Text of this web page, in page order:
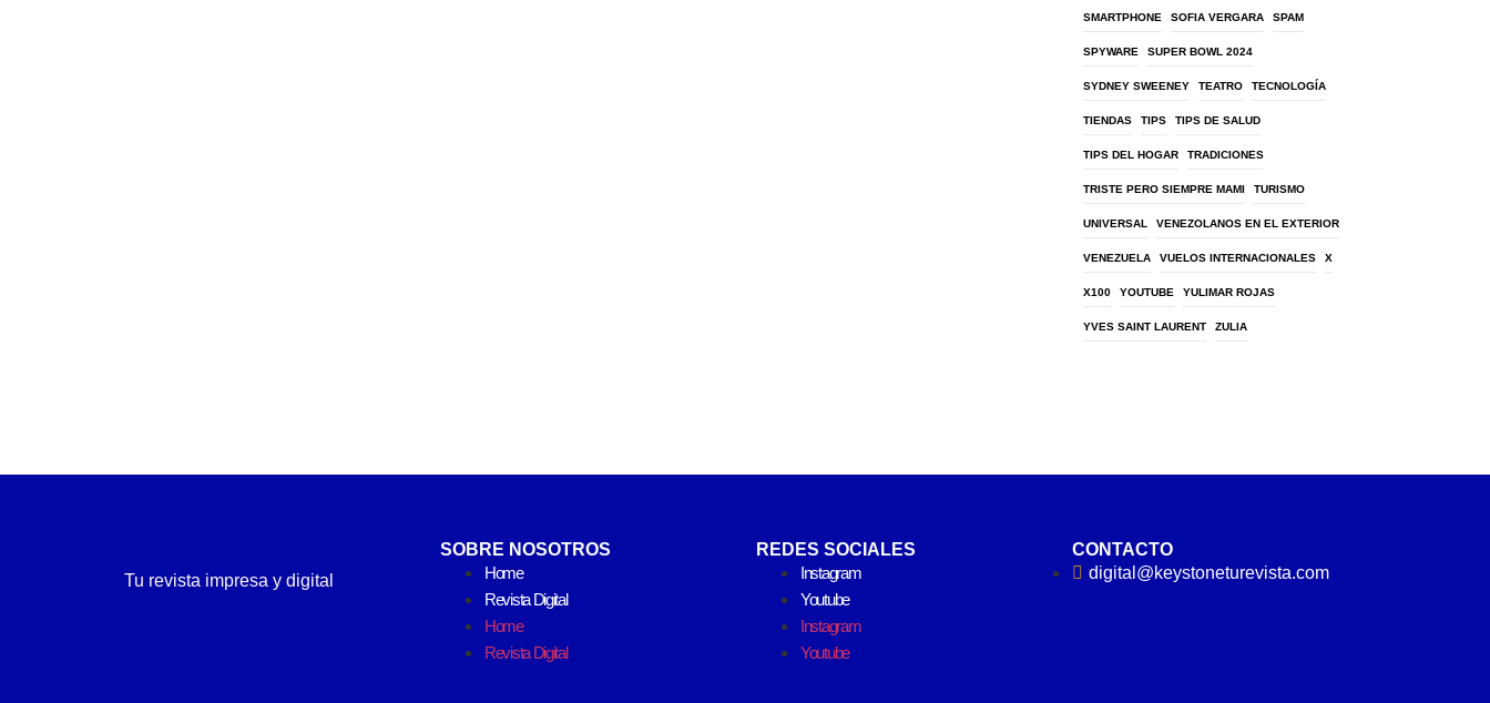
SMARTPHONE SOFIA VERGARA SPAM
SPYWARE SUPER BOWL 2024
SYDNEY SWEENEY TEATRO TECNOLOGÍA
TIENDAS TIPS TIPS DE SALUD
TIPS DEL HOGAR TRADICIONES
TRISTE PERO SIEMPRE MAMI TURISMO
UNIVERSAL VENEZOLANOS EN EL EXTERIOR
VENEZUELA VUELOS INTERNACIONALES X
X100 YOUTUBE YULIMAR ROJAS
YVES SAINT LAURENT ZULIA
Tu revista impresa y digital
SOBRE NOSOTROS
Home
Revista Digital
Home
Revista Digital
REDES SOCIALES
Instagram
Youtube
Instagram
Youtube
CONTACTO
digital@keystoneturevista.com